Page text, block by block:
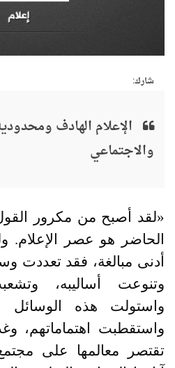
شارك:
الإعلام الهادف
والاجتماعي
«لقد أصبح من مكرور
الحاضر هو عصر الإعلام.
أدنى مبالغة، فقد تعددت
وتنوعت أساليبه،
واستولت هذه الوسائل
واستقطبت اهتماماتهم،
تقتصر معالمها على